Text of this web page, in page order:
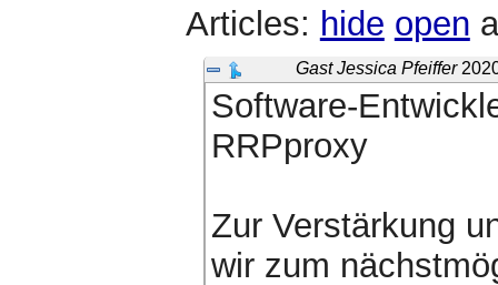
Articles: hide open
Gast Jessica Pfeiffer
Software-
RRPproxy
Zur Verstärkung
wir zum